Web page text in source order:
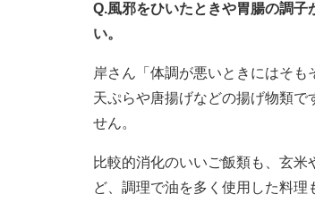
Q.風邪をひいたときや胃腸の調
い。
岸さん「体調が悪いときにはそも
天ぷらや唐揚げなどの揚げ物類で
せん。
比較的消化のいいご飯類も、玄
ど、調理で油を多く使用した料